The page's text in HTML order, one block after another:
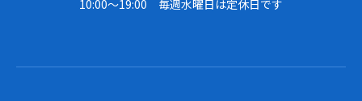
10:00～19:00 毎週水曜日は定休日です